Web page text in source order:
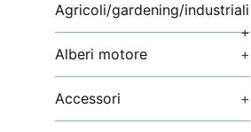
Agricoli/gardening/industriali
+
Alberi motore
+
Accessori +